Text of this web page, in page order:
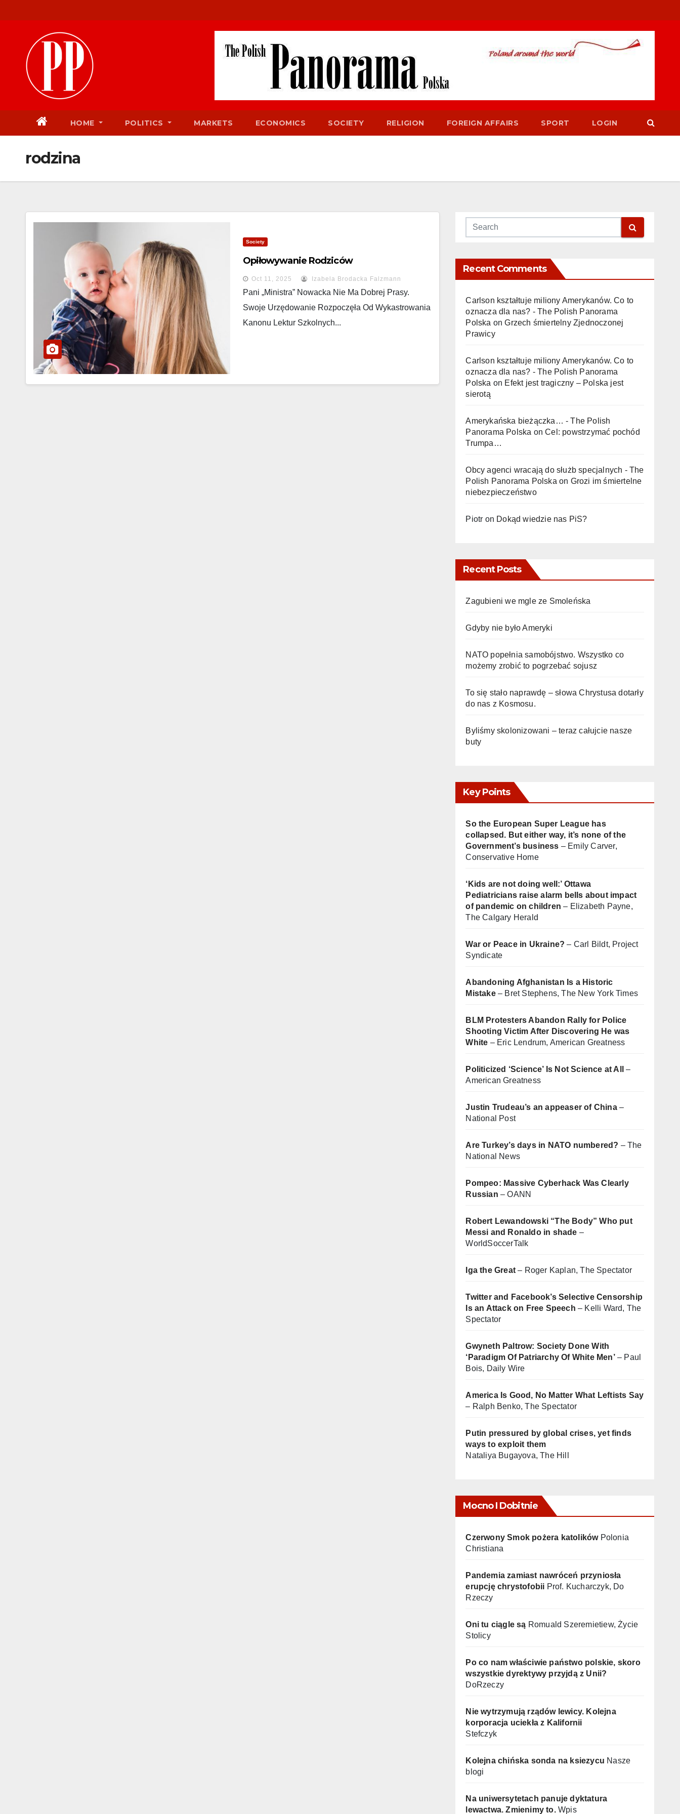
to
HOME POLITICS MARKETS ECONOMICS SOCIETY RELIGION FOREIGN AFFAIRS SPORT LOGIN
rodzina
Society
Opiłowywanie Rodziców
Oct 11, 2025 Izabela Brodacka Falzmann
Pani „ministra” Nowacka Nie Ma Dobrej Prasy.
Swoje Urzędowanie Rozpoczęła Od Wykastrowania
Kanonu Lektur Szkolnych...
Recent Comments
Carlson kształtuje miliony Amerykanów. Co to
oznacza dla nas? - The Polish Panorama
Polska onGrzech śmiertelny Zjednoczonej
Prawicy
Carlson kształtuje miliony Amerykanów. Co to
oznacza dla nas? - The Polish Panorama
Polska on Efekt jest tragiczny – Polska jest
sierotą
Amerykańska bieżączka… - The Polish
Panorama Polska onCel: powstrzymać pochód
Trumpa…
Obcy agenci wracają do służb specjalnych - The
Polish Panorama Polska on Grozi im śmiertelne
niebezpieczeństwo
Piotr on Dokąd wiedzie nas PiS?
Recent Posts
Zagubieni we mgle ze Smoleńska
Gdyby nie było Ameryki
NATO popełnia samobójstwo. Wszystko co
możemy zrobić to pogrzebać sojusz
To się stało naprawdę – słowa Chrystusa dotarły
do nas z Kosmosu.
Byliśmy skolonizowani – teraz całujcie nasze
buty
Key Points
So the European Super League has
collapsed. But either way, it’s none of the
Government’s business – Emily Carver,
Conservative Home
‘Kids are not doing well:’ Ottawa
Pediatricians raise alarm bells about impact
of pandemic on children – Elizabeth Payne,
The Calgary Herald
War or Peace in Ukraine?– Carl Bildt, Project
Syndicate
Abandoning Afghanistan Is a Historic
Mistake– Bret Stephens, The New York Times
BLM Protesters Abandon Rally for Police
Shooting Victim After Discovering He was
White – Eric Lendrum, American Greatness
Politicized ‘Science’ Is Not Science at All
–
American Greatness
Justin Trudeau’s an appeaser of China–
National Post
Are Turkey’s days in NATO numbered? – The
National News
Pompeo: Massive Cyberhack Was Clearly
Russian – OANN
Robert Lewandowski “The Body” Who put
Messi and Ronaldo in shade –
WorldSoccerTalk
Iga the Great– Roger Kaplan, The Spectator
Twitter and Facebook’s Selective Censorship
Is an Attack on Free Speech – Kelli Ward, The
Spectator
Gwyneth Paltrow: Society Done With
‘Paradigm Of Patriarchy Of White Men’– Paul
Bois, Daily Wire
America Is Good, No Matter What Leftists Say
– Ralph Benko, The Spectator
Putin pressured by global crises, yet finds
ways to exploit them
Nataliya Bugayova, The Hill
Mocno I Dobitnie
Czerwony Smok pożera katolikówPolonia
Christiana
Pandemia zamiast nawróceń przyniosła
erupcję chrystofobii Prof. Kucharczyk, Do
Rzeczy
Oni tu ciągle są Romuald Szeremietiew, Życie
Stolicy
Po co nam właściwie państwo polskie, skoro
wszystkie dyrektywy przyjdą z Unii?
DoRzeczy
Nie wytrzymują rządów lewicy. Kolejna
korporacja uciekła z Kalifornii
Stefczyk
Kolejna chińska sonda na ksiezycu Nasze
blogi
Na uniwersytetach panuje dyktatura
lewactwa. Zmienimy to.Wpis